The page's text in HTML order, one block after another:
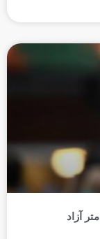
سامیار عبدلی در جمع شش شناگر برتر ۵۰ متر آزاد